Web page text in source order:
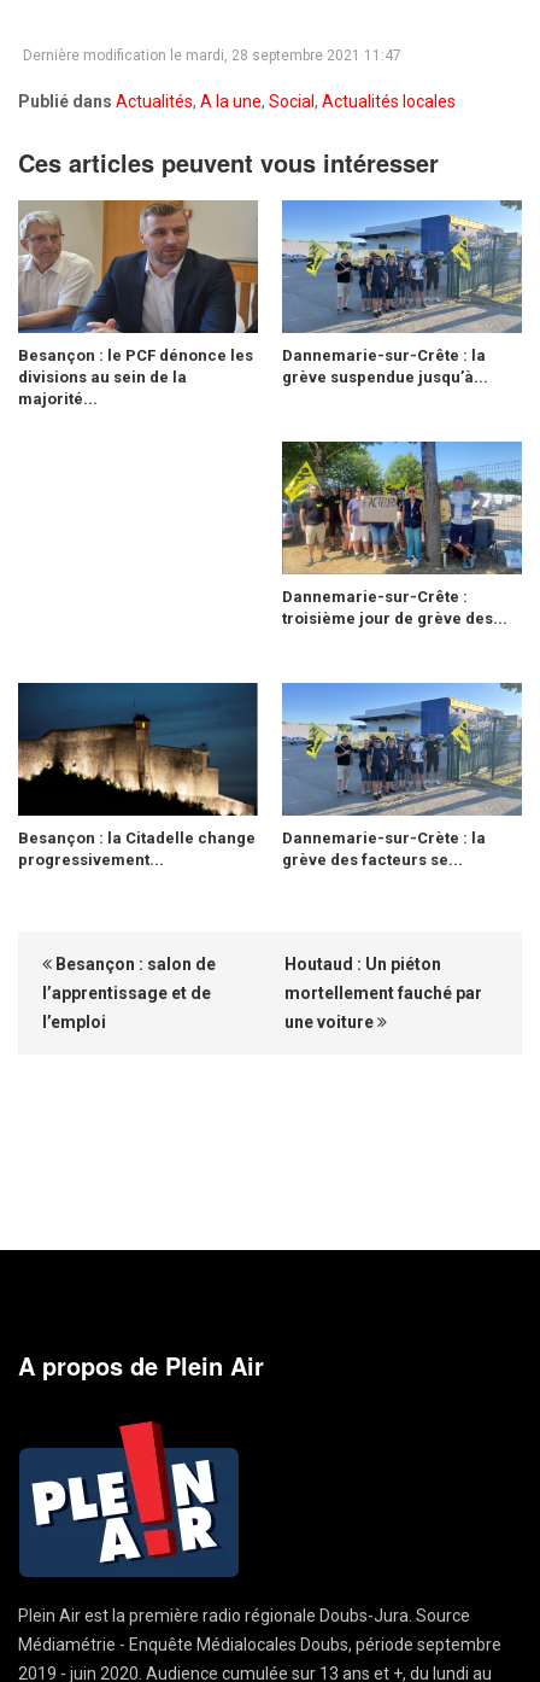
Dernière modification le mardi, 28 septembre 2021 11:47
Publié dans Actualités, A la une, Social, Actualités locales
Ces articles peuvent vous intéresser
Besançon : le PCF dénonce les
divisions au sein de la
majorité...
Dannemarie-sur-Crête : la
grève suspendue jusqu’à...
Dannemarie-sur-Crête :
troisième jour de grève des...
Besançon : la Citadelle change
progressivement...
Dannemarie-sur-Crète : la
grève des facteurs se...
Besançon : salon de
l’apprentissage et de
l’emploi
Houtaud : Un piéton
mortellement fauché par
une voiture
A propos de Plein Air
Plein Air est la première radio régionale Doubs-Jura. Source
Médiamétrie - Enquête Médialocales Doubs, période septembre
2019 - juin 2020. Audience cumulée sur 13 ans et +, du lundi au